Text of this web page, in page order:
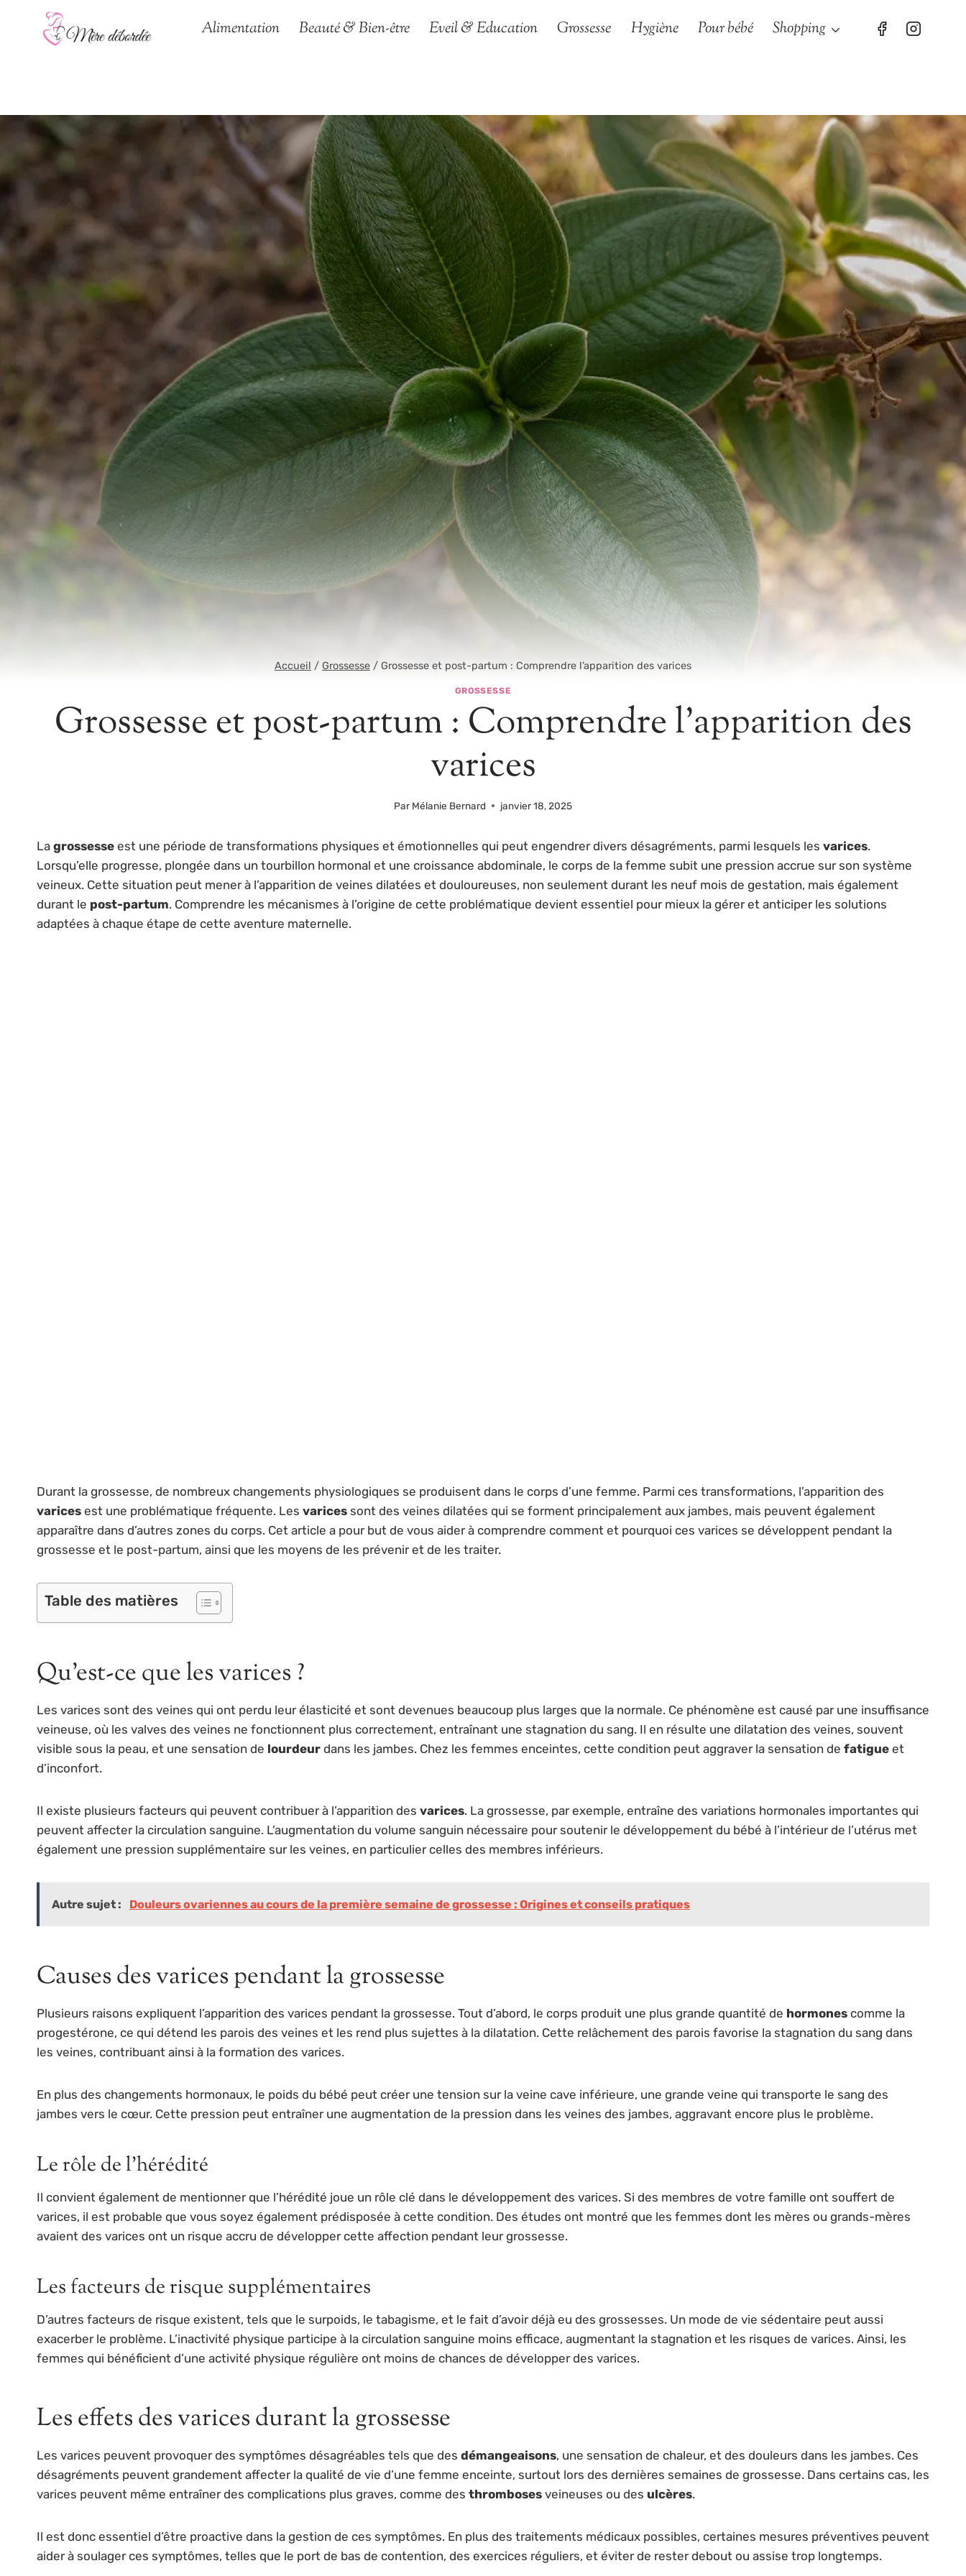
Alimentation Beauté & Bien-être Eveil & Education Grossesse Hygiène Pour bébé Shopping
Accueil / Grossesse / Grossesse et post-partum : Comprendre l’apparition des varices
GROSSESSE
Grossesse et post-partum : Comprendre l’apparition des
varices
Par Mélanie Bernard janvier 18, 2025
La grossesse est une période de transformations physiques et émotionnelles qui peut engendrer divers désagréments, parmi lesquels les varices.
Lorsqu’elle progresse, plongée dans un tourbillon hormonal et une croissance abdominale, le corps de la femme subit une pression accrue sur son système
veineux. Cette situation peut mener à l’apparition de veines dilatées et douloureuses, non seulement durant les neuf mois de gestation, mais également
durant le post-partum. Comprendre les mécanismes à l’origine de cette problématique devient essentiel pour mieux la gérer et anticiper les solutions
adaptées à chaque étape de cette aventure maternelle.
Durant la grossesse, de nombreux changements physiologiques se produisent dans le corps d’une femme. Parmi ces transformations, l’apparition des
varices est une problématique fréquente. Les varices sont des veines dilatées qui se forment principalement aux jambes, mais peuvent également
apparaître dans d’autres zones du corps. Cet article a pour but de vous aider à comprendre comment et pourquoi ces varices se développent pendant la
grossesse et le post-partum, ainsi que les moyens de les prévenir et de les traiter.
Table des matières
Qu’est-ce que les varices ?
Les varices sont des veines qui ont perdu leur élasticité et sont devenues beaucoup plus larges que la normale. Ce phénomène est causé par une insuffisance
veineuse, où les valves des veines ne fonctionnent plus correctement, entraînant une stagnation du sang. Il en résulte une dilatation des veines, souvent
visible sous la peau, et une sensation de lourdeur dans les jambes. Chez les femmes enceintes, cette condition peut aggraver la sensation de fatigue et
d’inconfort.
Il existe plusieurs facteurs qui peuvent contribuer à l’apparition des varices. La grossesse, par exemple, entraîne des variations hormonales importantes qui
peuvent affecter la circulation sanguine. L’augmentation du volume sanguin nécessaire pour soutenir le développement du bébé à l’intérieur de l’utérus met
également une pression supplémentaire sur les veines, en particulier celles des membres inférieurs.
Autre sujet : Douleurs ovariennes au cours de la première semaine de grossesse : Origines et conseils pratiques
Causes des varices pendant la grossesse
Plusieurs raisons expliquent l’apparition des varices pendant la grossesse. Tout d’abord, le corps produit une plus grande quantité de hormones comme la
progestérone, ce qui détend les parois des veines et les rend plus sujettes à la dilatation. Cette relâchement des parois favorise la stagnation du sang dans
les veines, contribuant ainsi à la formation des varices.
En plus des changements hormonaux, le poids du bébé peut créer une tension sur la veine cave inférieure, une grande veine qui transporte le sang des
jambes vers le cœur. Cette pression peut entraîner une augmentation de la pression dans les veines des jambes, aggravant encore plus le problème.
Le rôle de l’hérédité
Il convient également de mentionner que l’hérédité joue un rôle clé dans le développement des varices. Si des membres de votre famille ont souffert de
varices, il est probable que vous soyez également prédisposée à cette condition. Des études ont montré que les femmes dont les mères ou grands-mères
avaient des varices ont un risque accru de développer cette affection pendant leur grossesse.
Les facteurs de risque supplémentaires
D’autres facteurs de risque existent, tels que le surpoids, le tabagisme, et le fait d’avoir déjà eu des grossesses. Un mode de vie sédentaire peut aussi
exacerber le problème. L’inactivité physique participe à la circulation sanguine moins efficace, augmentant la stagnation et les risques de varices. Ainsi, les
femmes qui bénéficient d’une activité physique régulière ont moins de chances de développer des varices.
Les effets des varices durant la grossesse
Les varices peuvent provoquer des symptômes désagréables tels que des démangeaisons, une sensation de chaleur, et des douleurs dans les jambes. Ces
désagréments peuvent grandement affecter la qualité de vie d’une femme enceinte, surtout lors des dernières semaines de grossesse. Dans certains cas, les
varices peuvent même entraîner des complications plus graves, comme des thromboses veineuses ou des ulcères.
Il est donc essentiel d’être proactive dans la gestion de ces symptômes. En plus des traitements médicaux possibles, certaines mesures préventives peuvent
aider à soulager ces symptômes, telles que le port de bas de contention, des exercices réguliers, et éviter de rester debout ou assise trop longtemps.